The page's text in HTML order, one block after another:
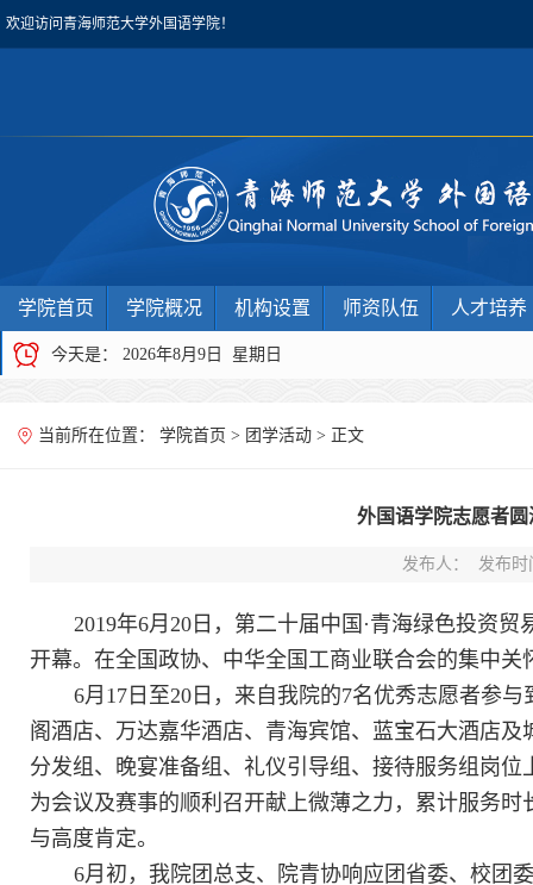
欢迎访问青海师范大学外国语学院！
学院首页 学院概况 机构设置 师资队伍 人才培养
今天是： 2026年8月9日 星期日
当前所在位置： 学院首页 > 团学活动 > 正文
外国语学院志愿者
发布人： 发布时
2019年6月20日，第二十届中国·青海绿色投资
开幕。在全国政协、中华全国工商业联合会的集中
6月17日至20日，来自我院的7名优秀志愿者参
阁酒店、万达嘉华酒店、青海宾馆、蓝宝石大酒店
分发组、晚宴准备组、礼仪引导组、接待服务组岗
为会议及赛事的顺利召开献上微薄之力，累计服务
与高度肯定。
6月初，我院团总支、院青协响应团省委、校团